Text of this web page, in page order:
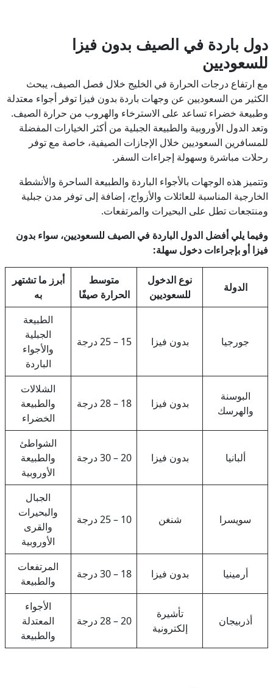
دول باردة في الصيف بدون فيزا
للسعوديين
مع ارتفاع درجات الحرارة في الخليج خلال فصل الصيف، يبحث
الكثير من السعوديين عن وجهات باردة بدون فيزا توفر أجواء معتدلة
وطبيعة خضراء تساعد على الاسترخاء والهروب من حرارة الصيف.
وتعد الدول الأوروبية والطبيعة الجبلية من أكثر الخيارات المفضلة
للمسافرين السعوديين خلال الإجازات الصيفية، خاصة مع توفر
رحلات مباشرة وسهولة إجراءات السفر.
وتتميز هذه الوجهات بالأجواء الباردة والطبيعة الساحرة والأنشطة
الخارجية المناسبة للعائلات والأزواج، إضافة إلى توفر مدن جبلية
ومنتجعات تطل على البحيرات والمرتفعات.
وفيما يلي أفضل الدول الباردة في الصيف للسعوديين، سواء بدون
فيزا أو بإجراءات دخول سهلة:
الدولة
نوع الدخول
للسعوديين
متوسط
الحرارة صيفًا
أبرز ما تشتهر
به
جورجيا بدون فيزا 15 – 25 درجة
الطبيعة
الجبلية
والأجواء
الباردة
البوسنة
والهرسك
بدون فيزا 18 – 28 درجة
الشلالات
والطبيعة
الخضراء
ألبانيا بدون فيزا 20 – 30 درجة
الشواطئ
والطبيعة
الأوروبية
سويسرا شنغن 10 – 25 درجة
الجبال
والبحيرات
والقرى
الأوروبية
أرمينيا بدون فيزا 18 – 30 درجة
المرتفعات
والطبيعة
أذربيجان
تأشيرة
إلكترونية
20 – 28 درجة
الأجواء
المعتدلة
والطبيعة